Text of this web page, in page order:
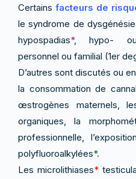
Certains facteurs de
le syndrome de
hypospadias*, hypo- ou
personnel ou familial (1er
D’autres sont discutés ou
la consommation de
œstrogènes maternels,
organiques, la
professionnelle,
polyfluoroalkylées*.
Les microlithiases*